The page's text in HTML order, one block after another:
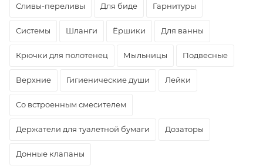
Сливы-переливы Для биде Гарнитуры
Системы Шланги Ёршики Для ванны
Крючки для полотенец Мыльницы Подвесные
Верхние Гигиенические души Лейки
Со встроенным смесителем
Держатели для туалетной бумаги Дозаторы
Донные клапаны